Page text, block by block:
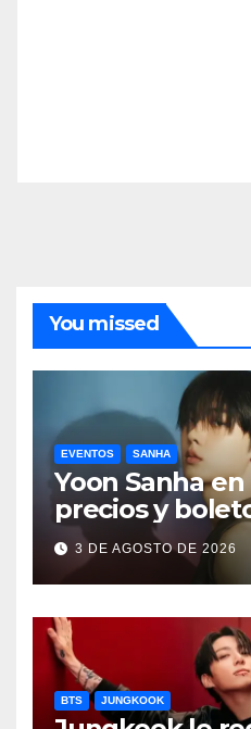
You missed
EVENTOS SANHA
Yoon Sanha
precios y
FANCON
3 DE AGOSTO DE 2026
BTS JUNGKOOK